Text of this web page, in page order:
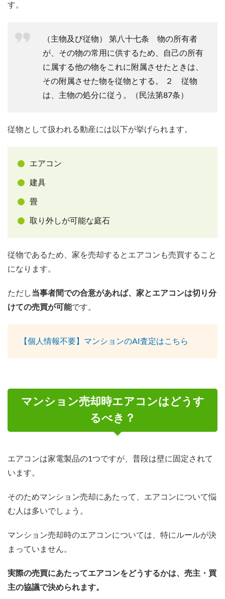
す。
（主物及び従物） 第八十七条 物の所有者
が、その物の常用に供するため、自己の所有
に属する他の物をこれに附属させたときは、
その附属させた物を従物とする。 ２ 従物
は、主物の処分に従う。（民法第87条）
従物として扱われる動産には以下が挙げられます。
エアコン
建具
畳
取り外しが可能な庭石
従物であるため、家を売却するとエアコンも売買すること
になります。
ただし当事者間での合意があれば、家とエアコンは切り分
けての売買が可能です。
【個人情報不要】マンションのAI査定はこちら
マンション売却時エアコンはどうす
るべき？
エアコンは家電製品の1つですが、普段は壁に固定されて
います。
そのためマンション売却にあたって、エアコンについて悩
む人は多いでしょう。
マンション売却時のエアコンについては、特にルールが決
まっていません。
実際の売買にあたってエアコンをどうするかは、売主・買
主の協議で決められます。